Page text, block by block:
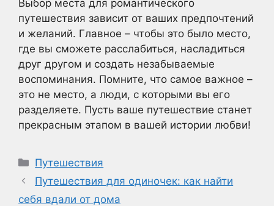
Выбор места для романтического
путешествия зависит от ваших предпочтений
и желаний. Главное – чтобы это было место,
где вы сможете расслабиться, насладиться
друг другом и создать незабываемые
воспоминания. Помните, что самое важное –
это не место, а люди, с которыми вы его
разделяете. Пусть ваше путешествие станет
прекрасным этапом в вашей истории любви!
Рубрики
Путешествия
Путешествия для одиночек: как найти
себя вдали от дома